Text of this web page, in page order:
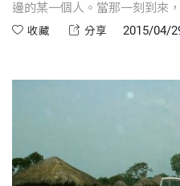
邊的某一個人。當那一刻到來
鑰匙嗎？
收藏 分享 2015/04/